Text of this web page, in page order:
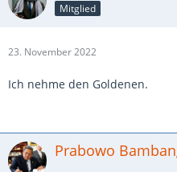
Mitglied
23. November 2022
Ich nehme den Goldenen.
Prabowo